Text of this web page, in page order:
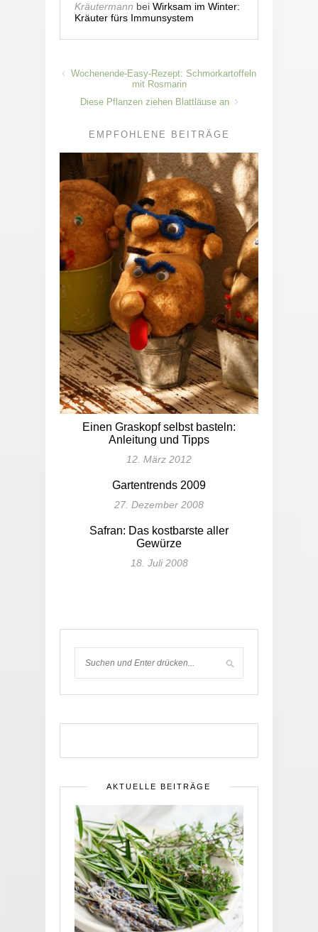
Kräutermann bei Wirksam im Winter:
Kräuter fürs Immunsystem
Wochenende-Easy-Rezept: Schmorkartoffeln
mit Rosmarin
Diese Pflanzen ziehen Blattläuse an
EMPFOHLENE BEITRÄGE
Einen Graskopf selbst basteln:
Anleitung und Tipps
12. März 2012
Gartentrends 2009
27. Dezember 2008
Safran: Das kostbarste aller
Gewürze
18. Juli 2008
AKTUELLE BEITRÄGE